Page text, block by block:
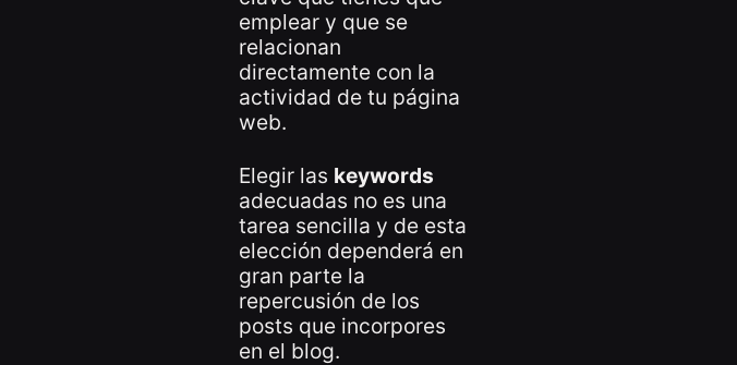
emplear y que se
relacionan
directamente con la
actividad de tu página
web.
Elegir las keywords
adecuadas no es una
tarea sencilla y de esta
elección dependerá en
gran parte la
repercusión de los
posts que incorpores
en el blog.